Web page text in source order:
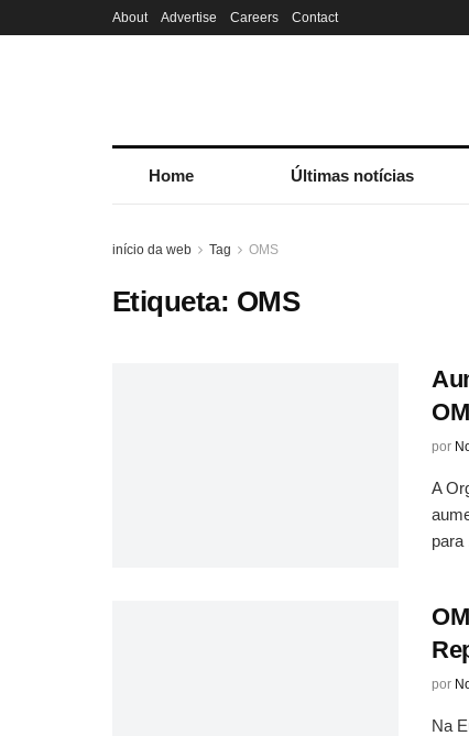
About Advertise Careers Contact
Home Últimas notícias
início da web Tag OMS
Etiqueta: OMS
por
A
para
por
Na